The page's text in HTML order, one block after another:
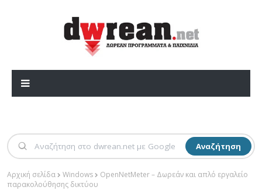
Αναζήτηση
Αρχική σελίδα Windows
OpenNetMeter – Δωρεάν και απλό εργαλείο
παρακολούθησης δικτύου